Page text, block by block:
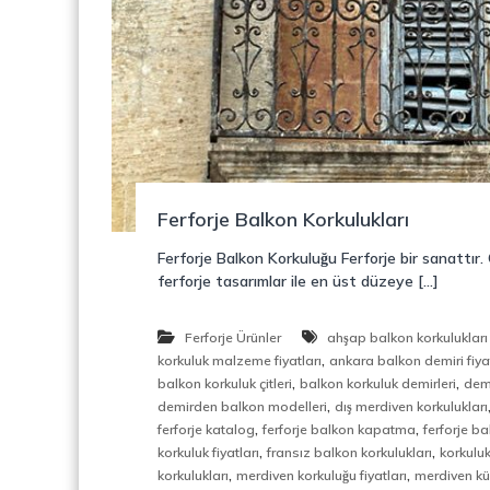
y
o
n
o
n
s
t
r
ü
k
s
y
n
e
l
i
k
M
e
r
Ferforje Balkon Korkulukları
Ferforje Balkon Korkuluğu Ferforje bir sanattır.
ferforje tasarımlar ile en üst düzeye […]
Ferforje Ürünler ahşap balkon
korkuluk malzeme fiyatları,ankara balkon demiri
balkon korkuluk çitleri,balkon korkuluk demirleri,
demirden balkon modelleri,dış merdiven korkulukları
ferforje katalog,ferforje balkon kapatma,ferforje
korkuluk fiyatları,fransız balkon korkulukları,
korkulukları,merdiven korkuluğu fiyatları,merdiven